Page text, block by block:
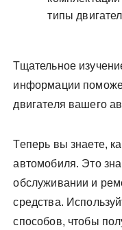
типы
Тщательное
информации
двигателя вашего
Теперь вы знаете,
автомобиля. Это
обслуживании и
средства.
способов, чтобы